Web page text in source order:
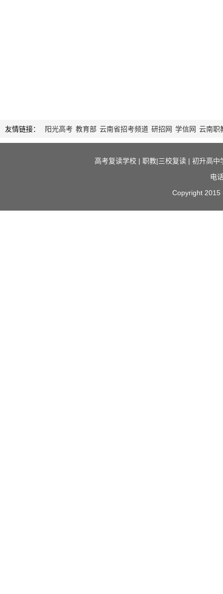
友情链接： 阳光高考 教育部 云南省招考频道 研招网 学信网 云南职
高考复读学校| 职教|三校复读| 初升高中
电
Copyright